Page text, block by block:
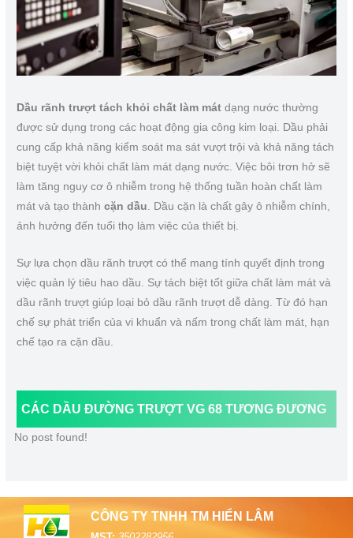
Dầu rãnh trượt tách khỏi chất làm mát dạng nước thường
được sử dụng trong các hoạt động gia công kim loại. Dầu phải
cung cấp khả năng kiểm soát ma sát vượt trội và khả năng tách
biệt tuyệt vời khỏi chất làm mát dạng nước. Việc bôi trơn hở sẽ
làm tăng nguy cơ ô nhiễm trong hệ thống tuần hoàn chất làm
mát và tạo thànhcặn dầu . Dầu cặn là chất gây ô nhiễm chính,
ảnh hưởng đến tuổi thọ làm việc của thiết bị.
Sự lựa chọn dầu rãnh trượt có thể mang tính quyết định trong
việc quản lý tiêu hao dầu. Sự tách biệt tốt giữa chất làm mát và
dầu rãnh trượt giúp loại bỏ dầu rãnh trượt dễ dàng. Từ đó hạn
chế sự phát triển của vi khuẩn và nấm trong chất làm mát, hạn
chế tạo ra cặn dầu.
CÁC DẦU ĐƯỜNG TRƯỢT VG 68 TƯƠNG ĐƯƠNG
No post found!
CÔNG TY TNHH TM HIỂN LÂM